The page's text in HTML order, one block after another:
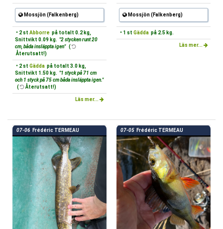
Mossjön (Falkenberg)
• 2 st Abborre på totalt 0.2 kg,
Snittvikt 0.09 kg. "2 stycken runt 20
cm, båda insläppta igen" (
Återutsatt!)
• 2 st Gädda på totalt 3.0 kg,
Snittvikt 1.50 kg. "1 styck på 71 cm
och 1 styck på 75 cm båda insläppta igen."
(
Återutsatt!)
Läs mer...
Mossjön (Falkenberg)
• 1 st Gädda på 2.5 kg.
Läs mer...
07-06 Frédéric TERMEAU 07-05 Frédéric TERMEAU